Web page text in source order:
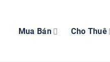
Mua Bán Cho Thuê